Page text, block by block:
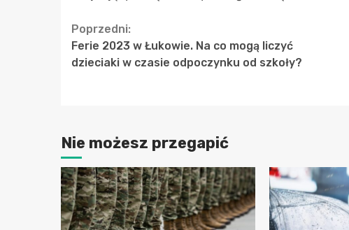
Continue
Reading
Poprzedni:
Ferie 2023 w Łukowie. Na co mogą liczyć
dzieciaki w czasie odpoczynku od szkoły?
Nie możesz przegapić